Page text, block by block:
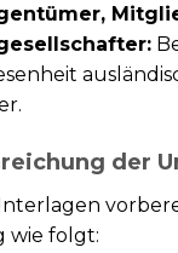
der
wie folgt: